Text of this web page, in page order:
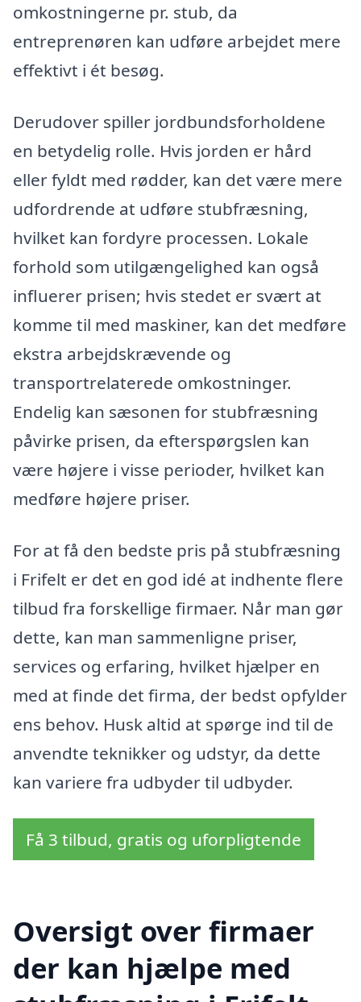
omkostningerne pr. stub, da
entreprenøren kan udføre arbejdet mere
effektivt i ét besøg.
Derudover spiller jordbundsforholdene
en betydelig rolle. Hvis jorden er hård
eller fyldt med rødder, kan det være mere
udfordrende at udføre stubfræsning,
hvilket kan fordyre processen. Lokale
forhold som utilgængelighed kan også
influerer prisen; hvis stedet er svært at
komme til med maskiner, kan det medføre
ekstra arbejdskrævende og
transportrelaterede omkostninger.
Endelig kan sæsonen for stubfræsning
påvirke prisen, da efterspørgslen kan
være højere i visse perioder, hvilket kan
medføre højere priser.
For at få den bedste pris på stubfræsning
i Frifelt er det en god idé at indhente flere
tilbud fra forskellige firmaer. Når man gør
dette, kan man sammenligne priser,
services og erfaring, hvilket hjælper en
med at finde det firma, der bedst opfylder
ens behov. Husk altid at spørge ind til de
anvendte teknikker og udstyr, da dette
kan variere fra udbyder til udbyder.
Få 3 tilbud, gratis og uforpligtende
Oversigt over firmaer
der kan hjælpe med